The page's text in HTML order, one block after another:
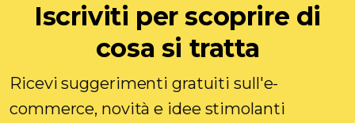
Iscriviti per scoprire di
cosa si tratta
Ricevi suggerimenti gratuiti sull'e-
commerce, novità e idee stimolanti